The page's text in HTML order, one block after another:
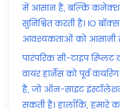
में आसान है, बल्कि कनेक्शन
सुनिश्चित करती है। IO
आवश्यकताओं को आसानी
पारंपरिक सी-टाइप स्प्लिट
वायर हार्नेस को पूर्व
है, जो ऑन-साइट
सकती है। हालाँकि, हमारे